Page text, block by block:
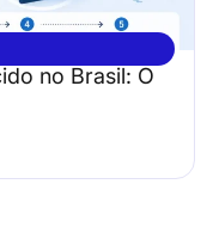
no Brasil: O